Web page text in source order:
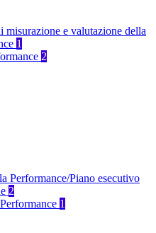
misurazione e valutazione della
1
2
Performance/Piano esecutivo
2
1